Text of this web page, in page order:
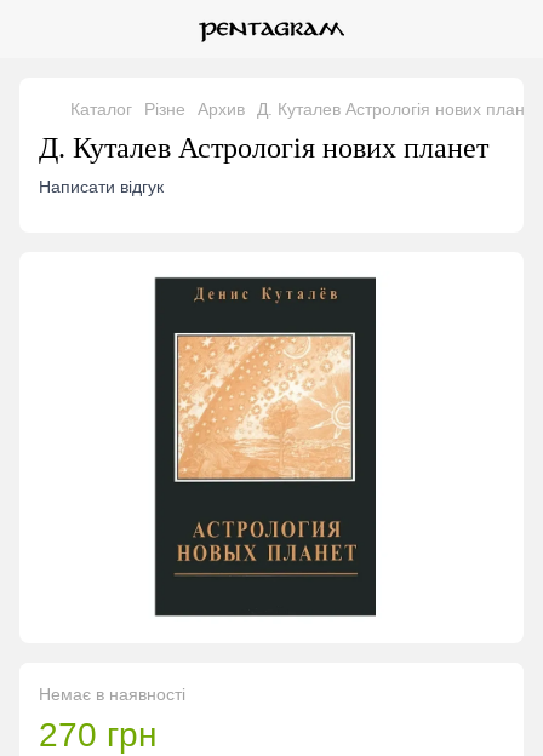
Каталог Різне Архив Д. Куталев Астрологія нових планет
Д. Куталев Астрологія нових планет
Написати відгук
Немає в наявності
270 грн